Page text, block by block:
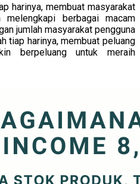
harinya, membuat masyarakat
melengkapi berbagai macam
jumlah masyarakat pengguna
tiap harinya, membuat peluang
berpeluang untuk meraih